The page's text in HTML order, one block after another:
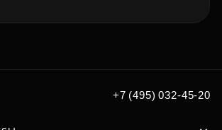
+7 (495) 032-45-20